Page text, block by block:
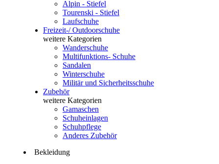
Alpin - Stiefel
Tourenski - Stiefel
Laufschuhe
Freizeit-/ Outdoorschuhe
weitere Kategorien
Wanderschuhe
Multifunktions- Schuhe
Sandalen
Winterschuhe
Militär und Sicherheitsschuhe
Zubehör
weitere Kategorien
Gamaschen
Schuheinlagen
Schuhpflege
Anderes Zubehör
Bekleidung